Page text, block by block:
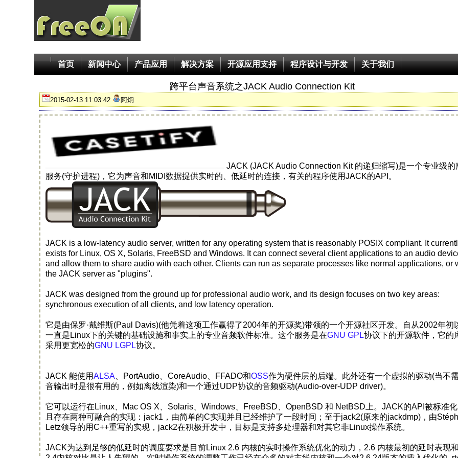
首页 新闻中心 产品应用 解决方案 开源应用支持 程序设计与开发 关于我们
跨平台声音系统之JACK Audio Connection Kit
2015-02-13 11:03:42 阿炯
JACK (JACK Audio Connection Kit 的递归缩写)是一个专业级的
服务(守护进程)，它为声音和MIDI数据提供实时的、低延时的连接，有关的程序使用JACK的API。
JACK is a low-latency audio server, written for any operating system that is reasonably POSIX compliant. It
exists for Linux, OS X, Solaris, FreeBSD and Windows. It can connect several client applications to an audio
and allow them to share audio with each other. Clients can run as separate processes like normal applications, or
the JACK server as "plugins".
JACK was designed from the ground up for professional audio work, and its design focuses on two key areas:
synchronous execution of all clients, and low latency operation.
它是由保罗·戴维斯(Paul Davis)(他凭着这项工作赢得了2004年的开源奖)带领的一个开源社区开发。自从2002年初
一直是Linux下的关键的基础设施和事实上的专业音频软件标准。这个服务是在GNU GPL协议下的开源软件，它的
采用更宽松的GNU LGPL协议。
JACK 能使用ALSA 、PortAudio、CoreAudio、FFADO和OSS作为硬件层的后端。此外还有一个虚拟的驱动(当不
音输出时是很有用的，例如离线渲染)和一个通过UDP协议的音频驱动(Audio-over-UDP driver)。
它可以运行在Linux、Mac OS X、Solaris、Windows、FreeBSD、OpenBSD 和 NetBSD上。JACK的API被标准
且存在两种可融合的实现：jack1，由简单的C实现并且已经维护了一段时间；至于jack2(原来的jackdmp)，由
Letz领导的用C++重写的实现，jack2在积极开发中，目标是支持多处理器和对其它非Linux操作系统。
JACK为达到足够的低延时的调度要求是目前Linux 2.6 内核的实时操作系统优化的动力，2.6 内核最初的延时表现